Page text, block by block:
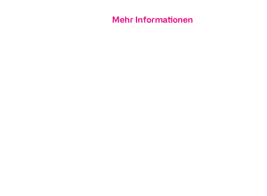
Mehr Informationen